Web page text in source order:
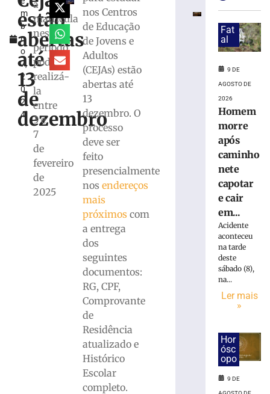
m
b
r
o
7,
2
0
2
4
estão
abertas
até
13
de
dezembro
a
matrícula
neste
período
podem
realizá-
la
entre
3 e
7
de
fevereiro
de
2025
nos Centros
de Educação
de Jovens e
Adultos
(CEJAs) estão
abertas até
13
dezembro. O
processo
deve ser
feito
presencialmente
nos endereços
mais
próximoscom
a entrega
dos
seguintes
documentos:
RG, CPF,
Comprovante
de
Residência
atualizado e
Histórico
Escolar
completo.
Brusque
supera
médias
estadual
nacional
Semana
História
termina
nesta
sexta-
tradição
têxtil
Fat
al
9 DE
AGOSTO DE
2026
Homem
morre
após
caminho
nete
capotar
e cair
em...
Acidente
aconteceu
na tarde
deste
sábado (8),
na...
Ler mais
»
Hor
ósc
opo
9 DE